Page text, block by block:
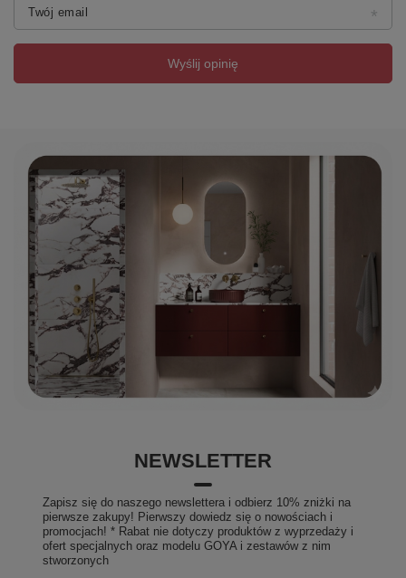
Twój email
Wyślij opinię
NEWSLETTER
Zapisz się do naszego newslettera i odbierz 10% zniżki na
pierwsze zakupy! Pierwszy dowiedz się o nowościach i
promocjach! * Rabat nie dotyczy produktów z wyprzedaży i
ofert specjalnych oraz modelu GOYA i zestawów z nim
stworzonych